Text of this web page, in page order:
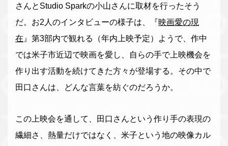
さんとStudio Sparkの小山さんに取材を行ったそう
だ。お2人のインタビューの様子は、『映画愛の現
在 』第3部内で観れる（年内上映予定）ようで、作中
では米子市近辺で映画を愛し、自らの手で上映機会を
作り出す活動を続けてきた方々が登場する。その中で
田口さんは、どんな言葉を紡ぐのだろうか。
この上映会を通して、田口さんという作り手の表現の
繊細さ、熱量だけではなく、米子という地の映像カル